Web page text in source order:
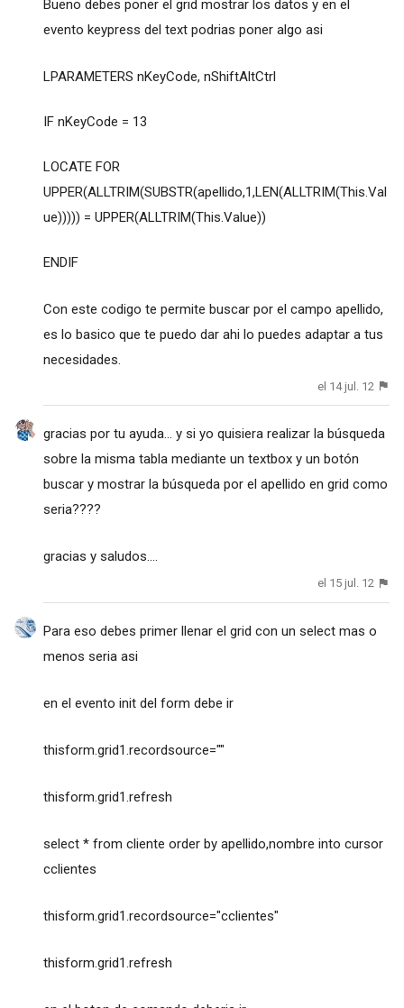
Bueno debes poner el grid mostrar los datos y en el
evento keypress del text podrias poner algo asi
LPARAMETERS nKeyCode, nShiftAltCtrl
IF nKeyCode = 13
LOCATE FOR
UPPER(ALLTRIM(SUBSTR(apellido,1,LEN(ALLTRIM(This.Val
ue))))) = UPPER(ALLTRIM(This.Value))
ENDIF
Con este codigo te permite buscar por el campo apellido,
es lo basico que te puedo dar ahi lo puedes adaptar a tus
necesidades.
el 14 jul. 12
gracias por tu ayuda... y si yo quisiera realizar la búsqueda
sobre la misma tabla mediante un textbox y un botón
buscar y mostrar la búsqueda por el apellido en grid como
seria????
gracias y saludos....
el 15 jul. 12
Para eso debes primer llenar el grid con un select mas o
menos seria asi
en el evento init del form debe ir
thisform.grid1.recordsource=""
thisform.grid1.refresh
select * from cliente order by apellido,nombre into cursor
cclientes
thisform.grid1.recordsource="cclientes"
thisform.grid1.refresh